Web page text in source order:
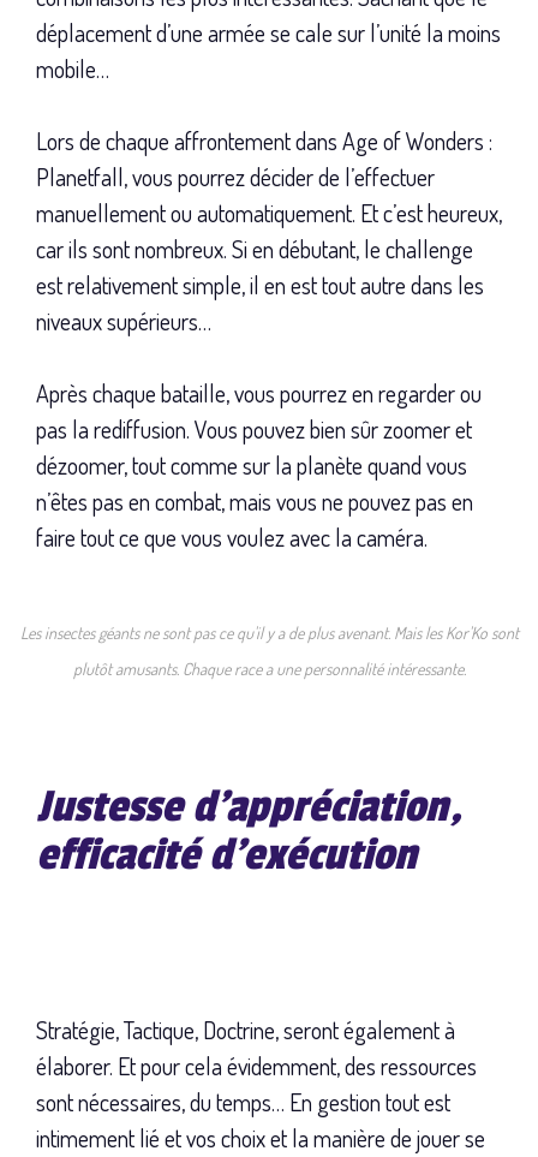
déplacement d’une armée se cale sur l’unité la moins
mobile…
Lors de chaque affrontement dans Age of Wonders :
Planetfall, vous pourrez décider de l’effectuer
manuellement ou automatiquement. Et c’est heureux,
car ils sont nombreux. Si en débutant, le challenge
est relativement simple, il en est tout autre dans les
niveaux supérieurs…
Après chaque bataille, vous pourrez en regarder ou
pas la rediffusion. Vous pouvez bien sûr zoomer et
dézoomer, tout comme sur la planète quand vous
n’êtes pas en combat, mais vous ne pouvez pas en
faire tout ce que vous voulez avec la caméra.
Les insectes géants ne sont pas ce qu'il y a de plus avenant. Mais les Kor'Ko sont
plutôt amusants. Chaque race a une personnalité intéressante.
Justesse d'appréciation,
efficacité d'exécution
Stratégie, Tactique, Doctrine, seront également à
élaborer. Et pour cela évidemment, des ressources
sont nécessaires, du temps… En gestion tout est
intimement lié et vos choix et la manière de jouer se